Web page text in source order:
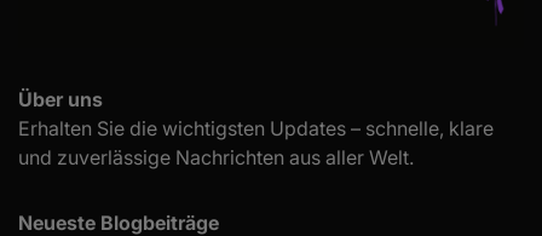
Über uns
Erhalten Sie die wichtigsten Updates – schnelle, klare
und zuverlässige Nachrichten aus aller Welt.
Neueste Blogbeiträge